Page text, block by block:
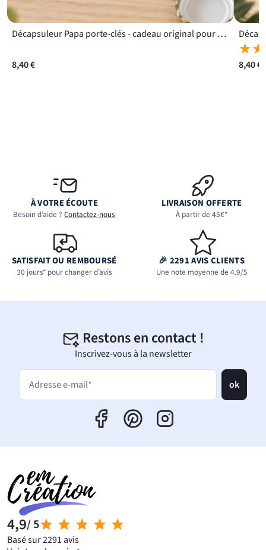
Décapsuleur Papa porte-clés - cadeau original pour papa pour rappeler à un père combien il compte
8,40 € 8,40 €
À VOTRE ÉCOUTE
Besoin d’aide ?Contactez-nous
LIVRAISON OFFERTE
À partir de 45€*
SATISFAIT OU REMBOURSÉ
30 jours* pour changer d’avis
🎉 2291 AVIS CLIENTS
Une note moyenne de 4.9/5
Restons en contact !
Inscrivez-vous à la newsletter
Adresse e-mail* ok
4,9/ 5
Basé sur 2291 avis